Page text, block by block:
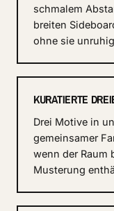
schmalem
breiten
ohne sie
KURATIERTE
Drei Motive in
gemeinsamer
wenn der Raum
Musterung